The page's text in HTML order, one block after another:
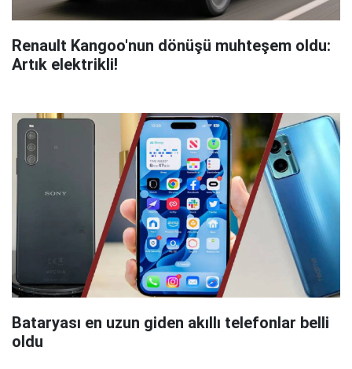
Renault Kangoo'nun dönüşü muhteşem oldu:
Artık elektrikli!
Bataryası en uzun giden akıllı telefonlar belli
oldu